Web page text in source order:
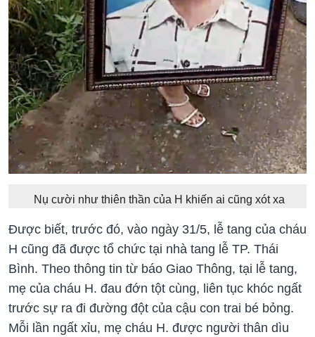
Nụ cười như thiên thần của H khiến ai cũng xót xa
Được biết, trước đó, vào ngày 31/5, lễ tang của cháu
H cũng đã được tổ chức tại nhà tang lễ TP. Thái
Bình. Theo thông tin từ báo Giao Thông, tại lễ tang,
mẹ của cháu H. đau đớn tột cùng, liên tục khóc ngất
trước sự ra đi đường đột của cậu con trai bé bỏng.
Mỗi lần ngất xỉu, mẹ cháu H. được người thân dìu